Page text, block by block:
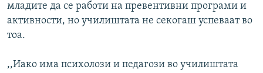
младите да се работи на превентивни програми и
активности, но училиштата не секогаш успеваат во
тоа.
,,Иако има психолози и педагози во училиштата